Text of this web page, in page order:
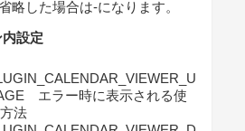
略した場合は-になります。
設定
エラー時に表示される使
法